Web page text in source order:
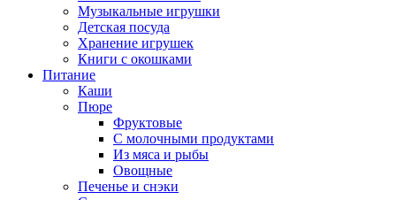
Музыкальные игрушки
Детская посуда
Хранение игрушек
Книги с окошками
Питание
Каши
Пюре
Фруктовые
С молочными продуктами
Из мяса и рыбы
Овощные
Печенье и снэки